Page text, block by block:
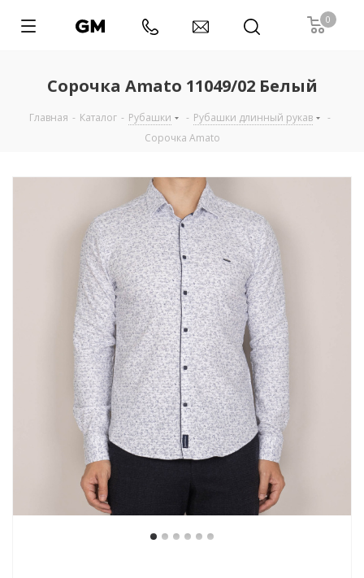
0
Сорочка Amato 11049/02 Белый
Главная - Каталог - Рубашки - Рубашки длинный рукав
-
Сорочка Amato